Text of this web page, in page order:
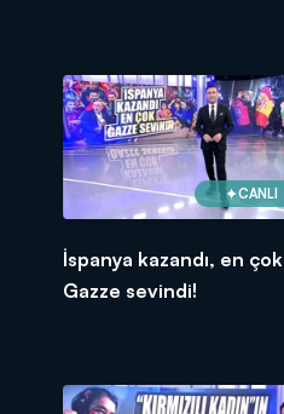
CANLI
İspanya kazandı, en çok
Gazze sevindi!